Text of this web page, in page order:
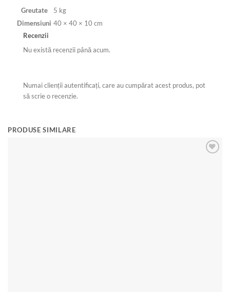
Greutate
5 kg
Dimensiuni 40 × 40 × 10 cm
Recenzii
Nu există recenzii până acum.
Numai clienții autentificați, care au cumpărat acest produs, pot
să scrie o recenzie.
PRODUSE SIMILARE